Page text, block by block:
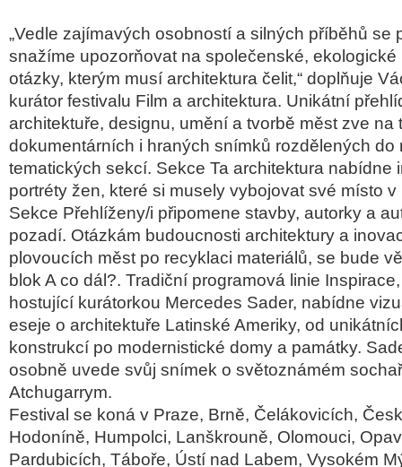
„Vedle zajímavých osobností a silných příběhů se
snažíme upozorňovat na společenské, ekologické
otázky, kterým musí architektura čelit,“ doplňuje V
kurátor festivalu Film a architektura. Unikátní přehl
architektuře, designu, umění a tvorbě měst zve na
dokumentárních i hraných snímků rozdělených do
tematických sekcí. Sekce Ta architektura nabídne
portréty žen, které si musely vybojovat své místo v
Sekce Přehl íženy/i připomene stavby, autorky a
pozadí. Otázkám budoucnosti architektury a
plovoucích měst po recyklaci materiál ů, se bude
blok A co dál?. Tradiční programová linie
hostující kurátorkou Mercedes Sader, nabídne
eseje o architektuře Latinské Ameriky, od
konstrukcí po modernistické domy a památky.
osobně uvede svůj snímek o světoznámém socha
Atchugarrym.
Festival se koná v Praze, Brně, Čel ákovicích, Česk
Hodoníně, Humpolci, Lanškrouně, Olomouci,
Pardubicích, Táboře, Ústí nad Labem, Vysokém